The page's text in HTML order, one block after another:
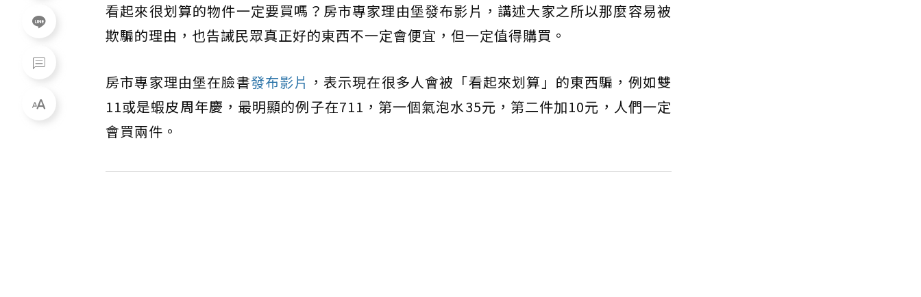
看起來很划算的物件一定要買嗎？房市專家理由堡發布影片，講述大家之所以那麼容易被
欺騙的理由，也告誡民眾真正好的東西不一定會便宜，但一定值得購買。
房市專家理由堡在臉書發布影片 ，表示現在很多人會被「看起來划算」的東西騙，例如雙
11或是蝦皮周年慶，最明顯的例子在711，第一個氣泡水35元，第二件加10元，人們一定
會買兩件。